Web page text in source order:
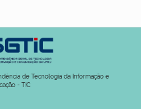
de Tecnologia da Informação e
- TIC